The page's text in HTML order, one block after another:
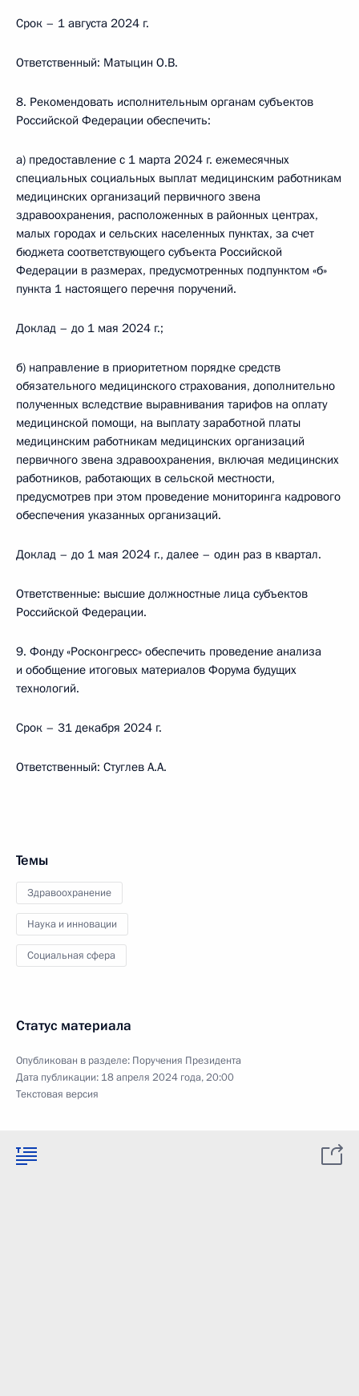
Срок – 1 августа 2024 г.
Ответственный: Матыцин О.В.
8. Рекомендовать исполнительным органам субъектов
Российской Федерации обеспечить:
а) предоставление с 1 марта 2024 г. ежемесячных
специальных социальных выплат медицинским работникам
медицинских организаций первичного звена
здравоохранения, расположенных в районных центрах,
малых городах и сельских населенных пунктах, за счет
бюджета соответствующего субъекта Российской
Федерации в размерах, предусмотренных подпунктом «б»
пункта 1 настоящего перечня поручений.
Доклад – до 1 мая 2024 г.;
б) направление в приоритетном порядке средств
обязательного медицинского страхования, дополнительно
полученных вследствие выравнивания тарифов на оплату
медицинской помощи, на выплату заработной платы
медицинским работникам медицинских организаций
первичного звена здравоохранения, включая медицинских
работников, работающих в сельской местности,
предусмотрев при этом проведение мониторинга кадрового
обеспечения указанных организаций.
Доклад – до 1 мая 2024 г., далее – один раз в квартал.
Ответственные: высшие должностные лица субъектов
Российской Федерации.
9. Фонду «Росконгресс» обеспечить проведение анализа
и обобщение итоговых материалов Форума будущих
технологий.
Срок – 31 декабря 2024 г.
Ответственный: Стуглев А.А.
Темы
Здравоохранение
Наука и инновации
Социальная сфера
Статус материала
Опубликован в разделе: Поручения Президента
Дата публикации: 18 апреля 2024 года, 20:00
Текстовая версия